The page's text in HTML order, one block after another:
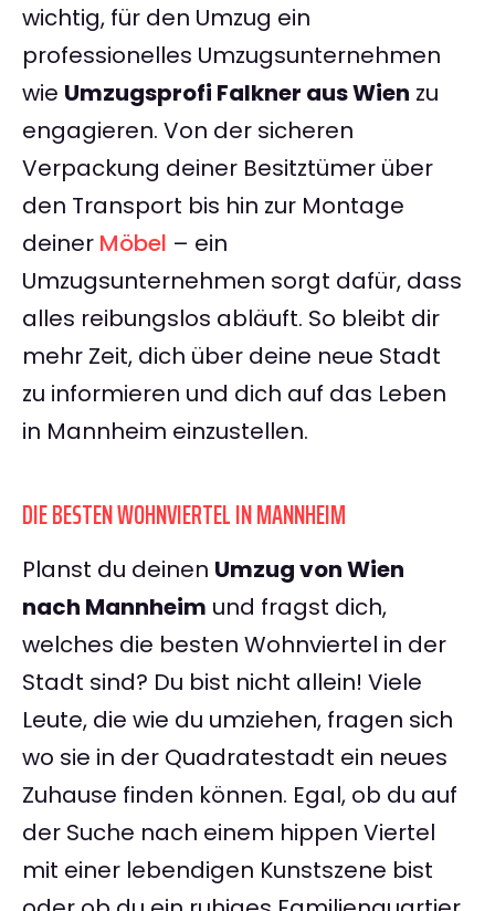
wichtig, für den Umzug ein
professionelles Umzugsunternehmen
wie Umzugsprofi Falkner aus Wien zu
engagieren. Von der sicheren
Verpackung deiner Besitztümer über
den Transport bis hin zur Montage
deiner Möbel – ein
Umzugsunternehmen sorgt dafür, dass
alles reibungslos abläuft. So bleibt dir
mehr Zeit, dich über deine neue Stadt
zu informieren und dich auf das Leben
in Mannheim einzustellen.
DIE BESTEN WOHNVIERTEL IN MANNHEIM
Planst du deinen Umzug von Wien
nach Mannheim und fragst dich,
welches die besten Wohnviertel in der
Stadt sind? Du bist nicht allein! Viele
Leute, die wie du umziehen, fragen sich
wo sie in der Quadratestadt ein neues
Zuhause finden können. Egal, ob du auf
der Suche nach einem hippen Viertel
mit einer lebendigen Kunstszene bist